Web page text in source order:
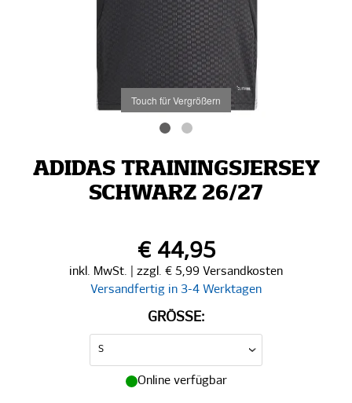
Touch für Vergrößern
ADIDAS TRAININGSJERSEY
SCHWARZ 26/27
€ 44,95
inkl. MwSt. | zzgl. € 5,99 Versandkosten
Versandfertig in 3-4 Werktagen
GRÖSSE:
Online verfügbar